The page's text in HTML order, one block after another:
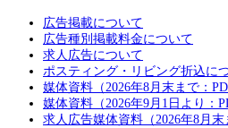
広告掲載について
広告種別掲載料金について
求人広告について
ポスティング・リビング折込に
媒体資料（2026年8月末まで：
媒体資料（2026年9月1日より：
求人広告媒体資料（2026年8月末